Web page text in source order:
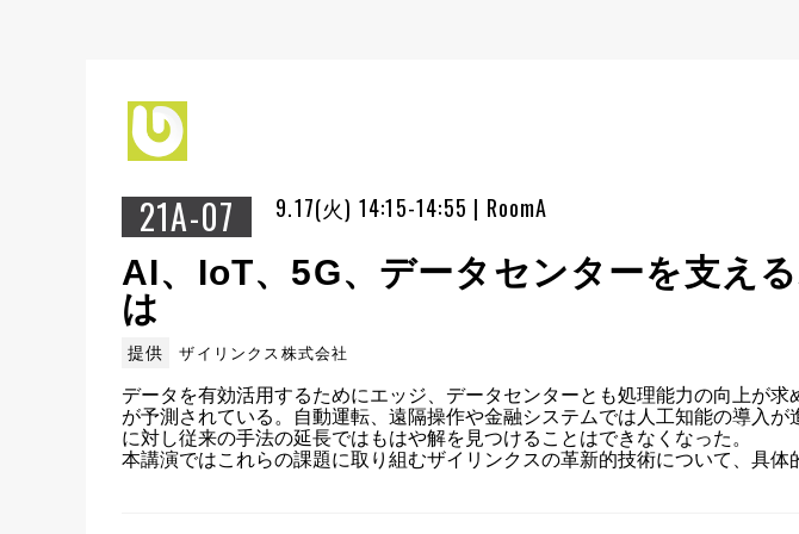
21A-07 9.17(火) 14:15-14:55 | RoomA
AI、IoT、5G、データセンターを支え
は
提供 ザイリンクス株式会社
データを有効活用するためにエッジ、データセンターとも処理能力の向上が
が予測されている。自動運転、遠隔操作や金融システムでは人工知能の導入
に対し従来の手法の延長ではもはや解を見つけることはできなくなった。
本講演ではこれらの課題に取り組むザイリンクスの革新的技術について、具体